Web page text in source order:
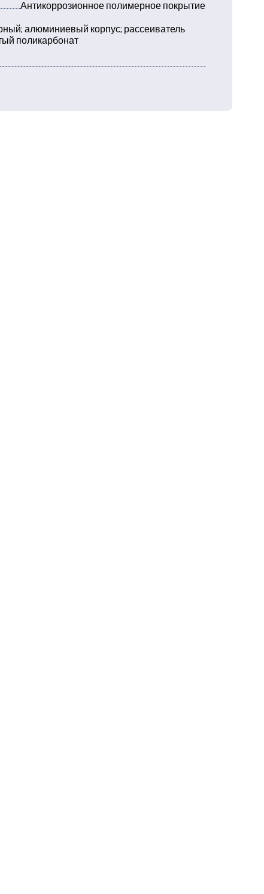
Антикоррозионное полимерное покрытие
алюминиевый корпус; рассеиватель
поликарбонат